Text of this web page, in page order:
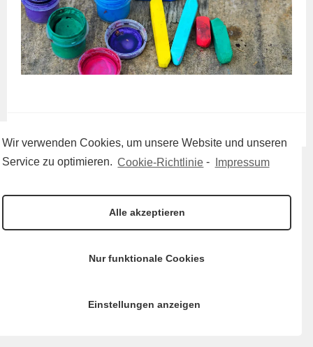
Wir verwenden Cookies, um unsere Website und unseren
Service zu optimieren. Cookie-Richtlinie - Impressum
Alle akzeptieren
Nur funktionale Cookies
Einstellungen anzeigen